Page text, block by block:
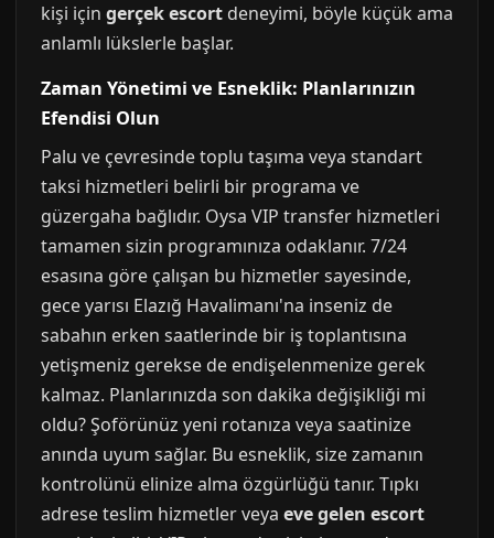
kişi için gerçek escort deneyimi, böyle küçük ama
anlamlı lükslerle başlar.
Zaman Yönetimi ve Esneklik: Planlarınızın
Efendisi Olun
Palu ve çevresinde toplu taşıma veya standart
taksi hizmetleri belirli bir programa ve
güzergaha bağlıdır. Oysa VIP transfer hizmetleri
tamamen sizin programınıza odaklanır. 7/24
esasına göre çalışan bu hizmetler sayesinde,
gece yarısı Elazığ Havalimanı'na inseniz de
sabahın erken saatlerinde bir iş toplantısına
yetişmeniz gerekse de endişelenmenize gerek
kalmaz. Planlarınızda son dakika değişikliği mi
oldu? Şoförünüz yeni rotanıza veya saatinize
anında uyum sağlar. Bu esneklik, size zamanın
kontrolünü elinize alma özgürlüğü tanır. Tıpkı
adrese teslim hizmetler veya eve gelen escort